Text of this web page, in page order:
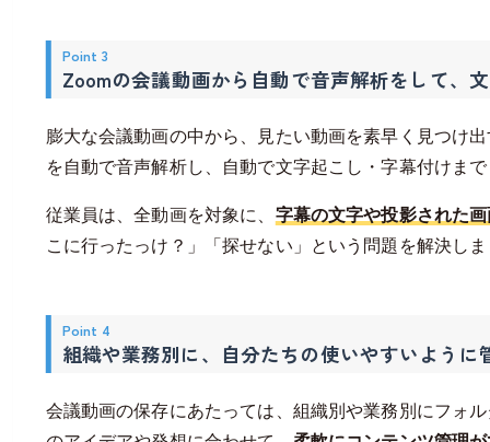
Point 3
Zoomの会議動画から自動で音声解析をして、
膨大な会議動画の中から、見たい動画を素早く見つけ
を自動で音声解析し、自動で文字起こし・字幕付けま
従業員は、全動画を対象に、 字幕の文字や投影された
こに行ったっけ？」「探せない」という問題を解決し
Point 4
組織や業務別に、自分たちの使いやすいように
会議動画の保存にあたっては、組織別や業務別にフォ